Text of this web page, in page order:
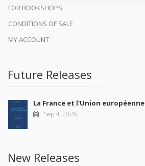
FOR BOOKSHOPS
CONDITIONS OF SALE
MY ACCOUNT
Future Releases
La France et l'Union européenne
Sep 4, 2026
New Releases